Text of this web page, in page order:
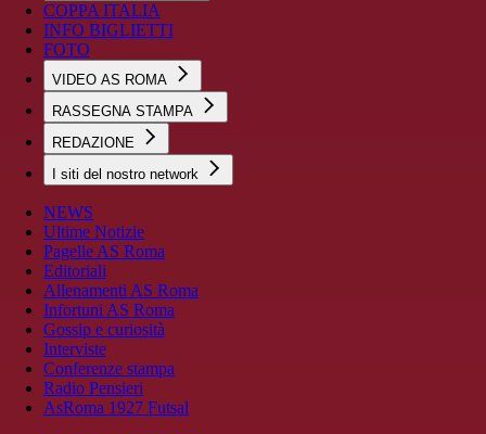
COPPA ITALIA
INFO BIGLIETTI
FOTO
VIDEO AS ROMA
RASSEGNA STAMPA
REDAZIONE
I siti del nostro network
NEWS
Ultime Notizie
Pagelle AS Roma
Editoriali
Allenamenti AS Roma
Infortuni AS Roma
Gossip e curiosità
Interviste
Conferenze stampa
Radio Pensieri
AsRoma 1927 Futsal